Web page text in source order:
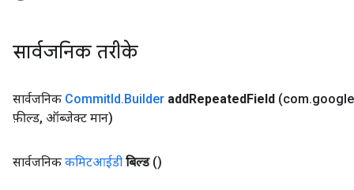
सार्वजनिक तरीके
सार्वजनिक CommitId.Builder addRepeatedField (com.google
फ़ील्ड, ऑब्जेक्ट मान)
सार्वजनिक कमिटआईडी बिल्ड ()